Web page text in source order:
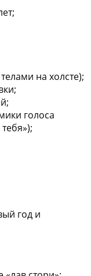
на холсте);
голоса
год и